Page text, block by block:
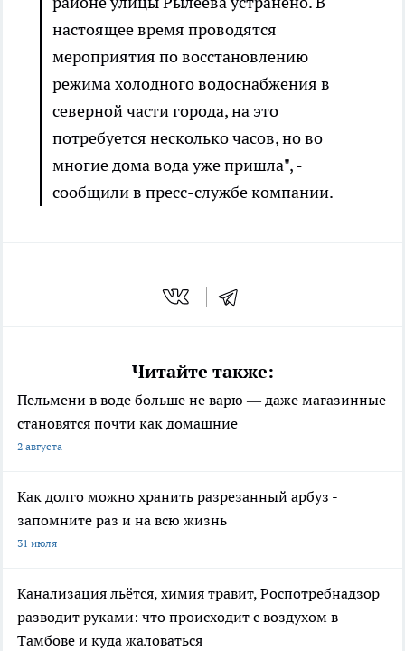
настоящее время проводятся
мероприятия по восстановлению
режима холодного водоснабжения в
северной части города, на это
потребуется несколько часов, но во
многие дома вода уже пришла", -
сообщили в пресс-службе компании.
Читайте также:
Пельмени в воде больше не варю — даже магазинные
становятся почти как домашние
2 августа
Как долго можно хранить разрезанный арбуз -
запомните раз и на всю жизнь
31 июля
Канализация льётся, химия травит, Роспотребнадзор
разводит руками: что происходит с воздухом в
Тамбове и куда жаловаться